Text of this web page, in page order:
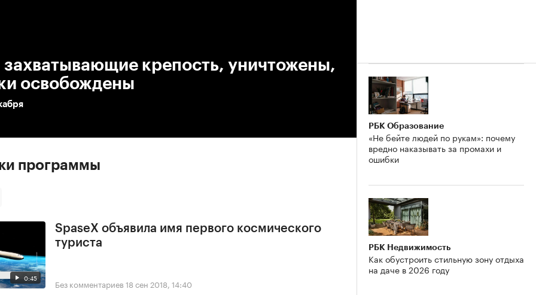
захватывающие крепость, уничтожены,
освобождены
программы
0:45
SpaseX объявила имя первого космического
туриста
Без комментариев 18 сен 2018, 14:40
РБК Образование
«Не бейте людей по рукам»: почему
вредно наказывать за промахи и
ошибки
РБК Недвижимость
Как обустроить стильную зону отдыха
на даче в 2026 году